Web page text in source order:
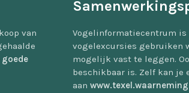
van
Vogelinformatiecentrum is
vogelexcursies gebruiken
mogelijk vast te leggen.
beschikbaar is. Zelf kan je
aan